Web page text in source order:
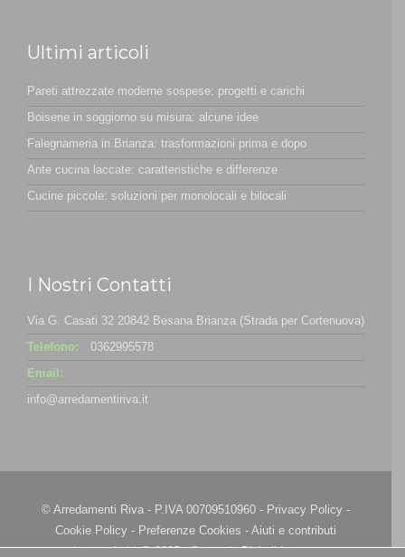
Ultimi articoli
Pareti attrezzate moderne sospese: progetti e carichi
Boiserie in soggiorno su misura: alcune idee
Falegnameria in Brianza: trasformazioni prima e dopo
Ante cucina laccate: caratteristiche e differenze
Cucine piccole: soluzioni per monolocali e bilocali
I Nostri Contatti
Via G. Casati 32 20842 Besana Brianza (Strada per Cortenuova)
Telefono:
0362995578
Email:
info@arredamentiriva.it
© Arredamenti Riva - P.IVA 00709510960 - Privacy Policy -
Cookie Policy - Preferenze Cookies - Aiuti e contributi
riconosciuti| @ 2025 - Strategie Digitali Innovea